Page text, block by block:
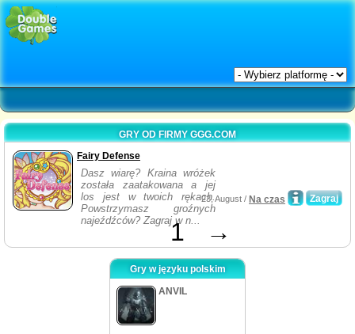
GRY OD FIRMY GGG.COM
Fairy Defense
Dasz wiarę? Kraina wróżek
została zaatakowana a jej
los jest w twoich rękach.
Powstrzymasz groźnych
najeźdźców? Zagraj w n...
Zagraj
23, August / Na czas
1 →
Gry w języku polskim
ANVIL